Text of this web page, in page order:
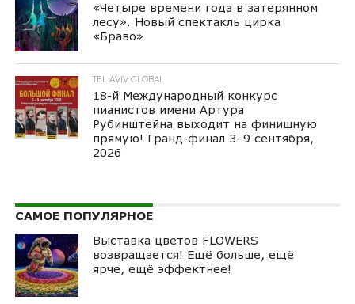
«Четыре времени года в затерянном
лесу». Новый спектакль цирка
«Браво»
TEL AVIV GLOBAL
18-й Международный конкурс
пианистов имени Артура
Рубинштейна выходит на финишную
прямую! Гранд-финал 3–9 сентября,
2026
САМОЕ ПОПУЛЯРНОЕ
Выставка цветов FLOWERS
возвращается! Ещё больше, ещё
ярче, ещё эффектнее!